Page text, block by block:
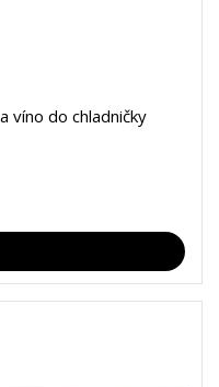
víno do chladničky